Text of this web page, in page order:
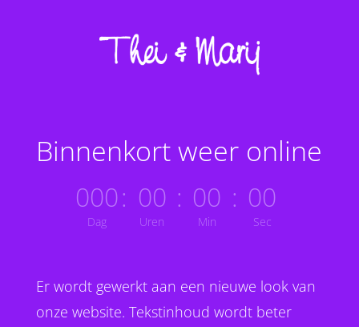
Binnenkort weer online
000
Dag
: 00
Uren
: 00
Min
: 00
Sec
Er wordt gewerkt aan een nieuwe look van
onze website. Tekstinhoud wordt beter